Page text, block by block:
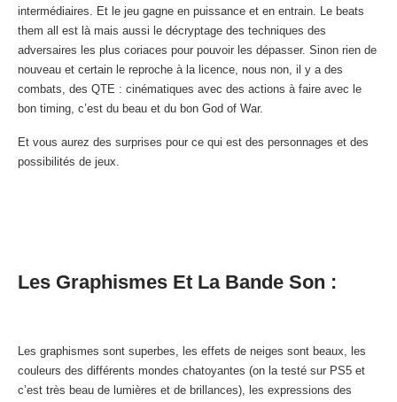
intermédiaires. Et le jeu gagne en puissance et en entrain. Le beats
them all est là mais aussi le décryptage des techniques des
adversaires les plus coriaces pour pouvoir les dépasser. Sinon rien de
nouveau et certain le reproche à la licence, nous non, il y a des
combats, des QTE : cinématiques avec des actions à faire avec le
bon timing, c’est du beau et du bon God of War.
Et vous aurez des surprises pour ce qui est des personnages et des
possibilités de jeux.
Les Graphismes Et La Bande Son :
Les graphismes sont superbes, les effets de neiges sont beaux, les
couleurs des différents mondes chatoyantes (on la testé sur PS5 et
c’est très beau de lumières et de brillances), les expressions des